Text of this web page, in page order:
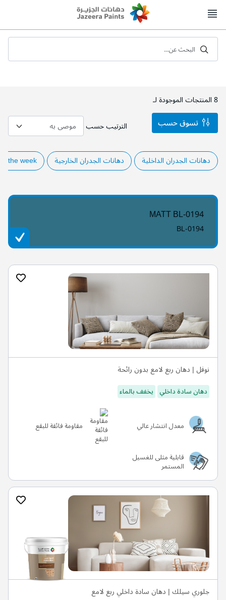
to
البحث عن...
8المنتجات الموجودة لـ
الترتيب حسب
دهانات الجدران الداخلية دهانات الجدران الخارجية the week
MATT BL-0194
BL-0194
نوفل | دهان ربع لامع بدون رائحة
دهان سادة داخلي يخفف بالماء
معدل انتشار عالي مقاومة فائقة للبقع
قابلية مثلى للغسيل
المستمر
جلوري سيلك | دهان سادة داخلي ربع لامع
تسوق حسب